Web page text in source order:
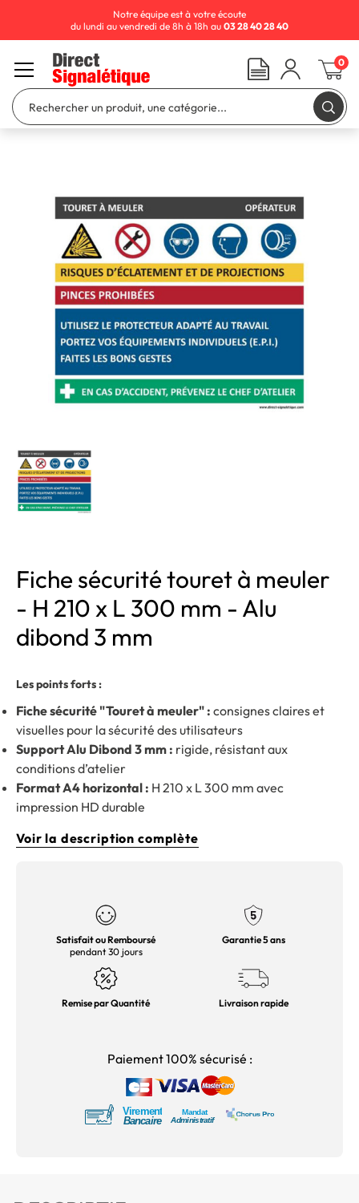
Fiche sécurité touret à meuler
- H 210 x L 300 mm - Alu
dibond 3 mm
Les points forts :
Fiche sécurité "Touret à meuler" : consignes claires et
visuelles pour la sécurité des utilisateurs
Support Alu Dibond 3 mm : rigide, résistant aux
conditions d’atelier
Format A4 horizontal : H 210 x L 300 mm avec
impression HD durable
Voir la description complète
Satisfait ou Remboursé
pendant 30 jours
Garantie 5 ans
Remise par Quantité Livraison rapide
Paiement 100% sécurisé :
Notre équipe est à votre écoute
du lundi au vendredi de 8h à 18h au 03 28 40 28 40
0